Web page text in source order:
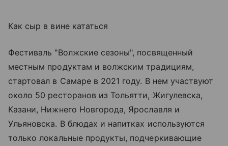
Как сыр в вине кататься
Фестиваль "Волжские сезоны", посвященный
местным продуктам и волжским традициям,
стартовал в Самаре в 2021 году. В нем участвуют
около 50 ресторанов из Тольятти, Жигулевска,
Казани, Нижнего Новгорода, Ярославля и
Ульяновска. В блюдах и напитках используются
только локальные продукты, подчеркивающие